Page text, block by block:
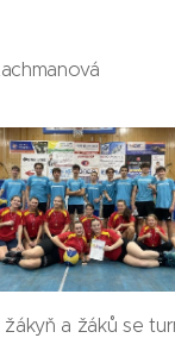
a žáků se